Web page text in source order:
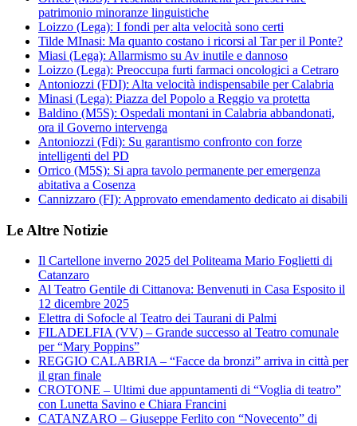
patrimonio minoranze linguistiche
Loizzo (Lega): I fondi per alta velocità sono certi
Tilde MInasi: Ma quanto costano i ricorsi al Tar per il Ponte?
Miasi (Lega): Allarmismo su Av inutile e dannoso
Loizzo (Lega): Preoccupa furti farmaci oncologici a Cetraro
Antoniozzi (FDI): Alta velocità indispensabile per Calabria
Minasi (Lega): Piazza del Popolo a Reggio va protetta
Baldino (M5S): Ospedali montani in Calabria abbandonati,
ora il Governo intervenga
Antoniozzi (Fdi): Su garantismo confronto con forze
intelligenti del PD
Orrico (M5S): Si apra tavolo permanente per emergenza
abitativa a Cosenza
Cannizzaro (FI): Approvato emendamento dedicato ai disabili
Le Altre Notizie
Il Cartellone inverno 2025 del Politeama Mario Foglietti di
Catanzaro
Al Teatro Gentile di Cittanova: Benvenuti in Casa Esposito il
12 dicembre 2025
Elettra di Sofocle al Teatro dei Taurani di Palmi
FILADELFIA (VV) – Grande successo al Teatro comunale
per “Mary Poppins”
REGGIO CALABRIA – “Facce da bronzi” arriva in città per
il gran finale
CROTONE – Ultimi due appuntamenti di “Voglia di teatro”
con Lunetta Savino e Chiara Francini
CATANZARO – Giuseppe Ferlito con “Novecento” di